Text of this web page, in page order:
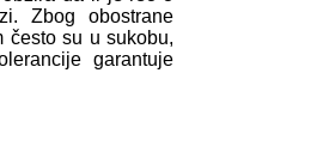
Zbog obostrane
često su u sukobu,
garantuje